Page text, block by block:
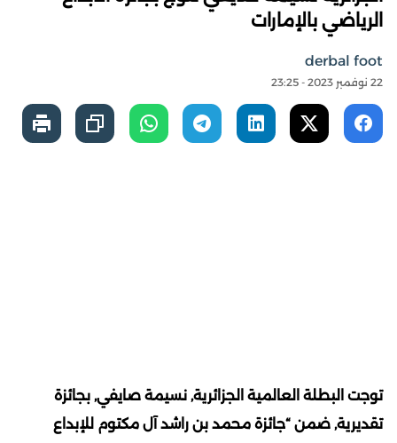
الرياضي بالإمارات
derbal foot
22 نوفمبر 2023 - 23:25
توجت البطلة العالمية الجزائرية, نسيمة صايفي, بجائزة
تقديرية, ضمن “جائزة محمد بن راشد آل مكتوم للإبداع